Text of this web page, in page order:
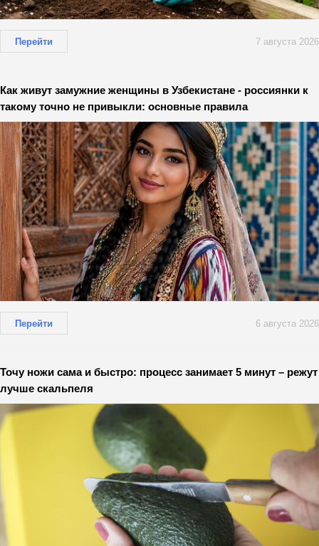
Перейти 7 августа 2026
Как живут замужние женщины в Узбекистане - россиянки к
такому точно не привыкли: основные правила
Перейти 6 августа 2026
Точу ножи сама и быстро: процесс занимает 5 минут – режут
лучше скальпеля